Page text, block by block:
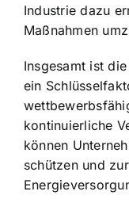
Industrie dazu
Maßnahmen
Insgesamt ist
ein
kontinuierliche
können
schützen und